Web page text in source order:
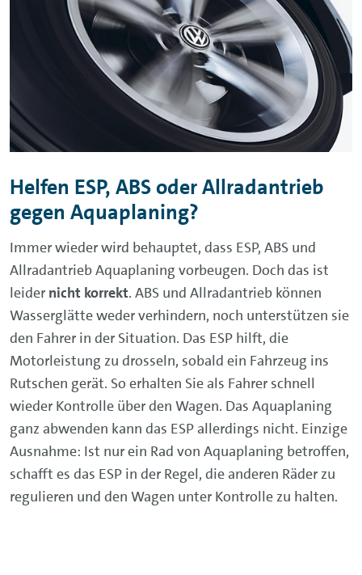
Helfen ESP, ABS oder Allradantrieb
gegen Aquaplaning?
Immer wieder wird behauptet, dass ESP, ABS und
Allradantrieb Aquaplaning vorbeugen. Doch das ist
leider nicht korrekt. ABS und Allradantrieb können
Wasserglätte weder verhindern, noch unterstützen sie
den Fahrer in der Situation. Das ESP hilft, die
Motorleistung zu drosseln, sobald ein Fahrzeug ins
Rutschen gerät. So erhalten Sie als Fahrer schnell
wieder Kontrolle über den Wagen. Das Aquaplaning
ganz abwenden kann das ESP allerdings nicht. Einzige
Ausnahme: Ist nur ein Rad von Aquaplaning betroffen,
schafft es das ESP in der Regel, die anderen Räder zu
regulieren und den Wagen unter Kontrolle zu halten.